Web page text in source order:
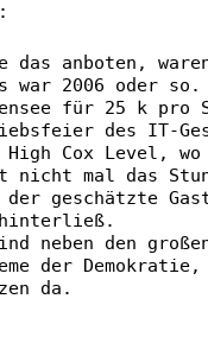
das anboten,
war 2006 oder so.
für 25 k pro
des IT-
High Cox Level,
nicht mal das
geschätzte
hinterließ.
neben den großen
der
da.